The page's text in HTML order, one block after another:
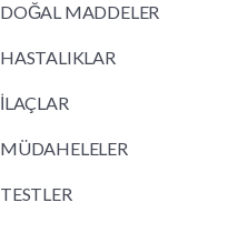
DOĞAL MADDELER
HASTALIKLAR
İLAÇLAR
MÜDAHELELER
TESTLER